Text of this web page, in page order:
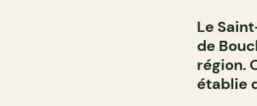
Le
de
région.
établie